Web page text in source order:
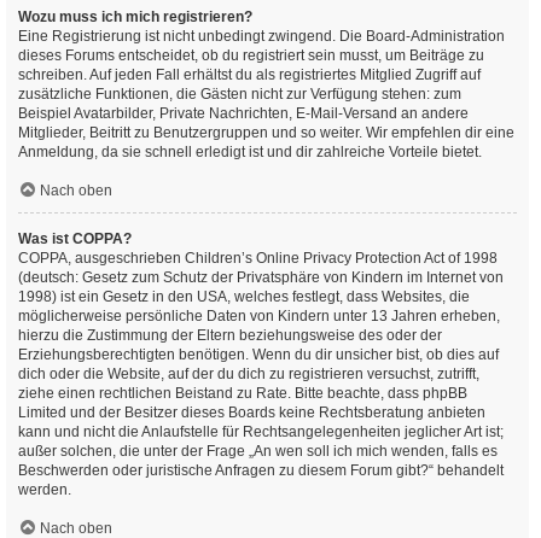
Wozu muss ich mich registrieren?
Eine Registrierung ist nicht unbedingt zwingend. Die Board-Administration
dieses Forums entscheidet, ob du registriert sein musst, um Beiträge zu
schreiben. Auf jeden Fall erhältst du als registriertes Mitglied Zugriff auf
zusätzliche Funktionen, die Gästen nicht zur Verfügung stehen: zum
Beispiel Avatarbilder, Private Nachrichten, E-Mail-Versand an andere
Mitglieder, Beitritt zu Benutzergruppen und so weiter. Wir empfehlen dir eine
Anmeldung, da sie schnell erledigt ist und dir zahlreiche Vorteile bietet.
Nach oben
Was ist COPPA?
COPPA, ausgeschrieben Children’s Online Privacy Protection Act of 1998
(deutsch: Gesetz zum Schutz der Privatsphäre von Kindern im Internet von
1998) ist ein Gesetz in den USA, welches festlegt, dass Websites, die
möglicherweise persönliche Daten von Kindern unter 13 Jahren erheben,
hierzu die Zustimmung der Eltern beziehungsweise des oder der
Erziehungsberechtigten benötigen. Wenn du dir unsicher bist, ob dies auf
dich oder die Website, auf der du dich zu registrieren versuchst, zutrifft,
ziehe einen rechtlichen Beistand zu Rate. Bitte beachte, dass phpBB
Limited und der Besitzer dieses Boards keine Rechtsberatung anbieten
kann und nicht die Anlaufstelle für Rechtsangelegenheiten jeglicher Art ist;
außer solchen, die unter der Frage „An wen soll ich mich wenden, falls es
Beschwerden oder juristische Anfragen zu diesem Forum gibt?“ behandelt
werden.
Nach oben